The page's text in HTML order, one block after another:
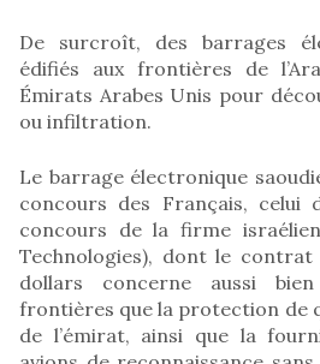
De surcroît, des barrages
édifiés aux frontières de
Émirats Arabes Unis pour
ou infiltration.
Le barrage électronique
concours des Français, celui
concours de la firme
Technologies), dont le
dollars concerne aussi
frontières que la protection de
de l’émirat, ainsi que la